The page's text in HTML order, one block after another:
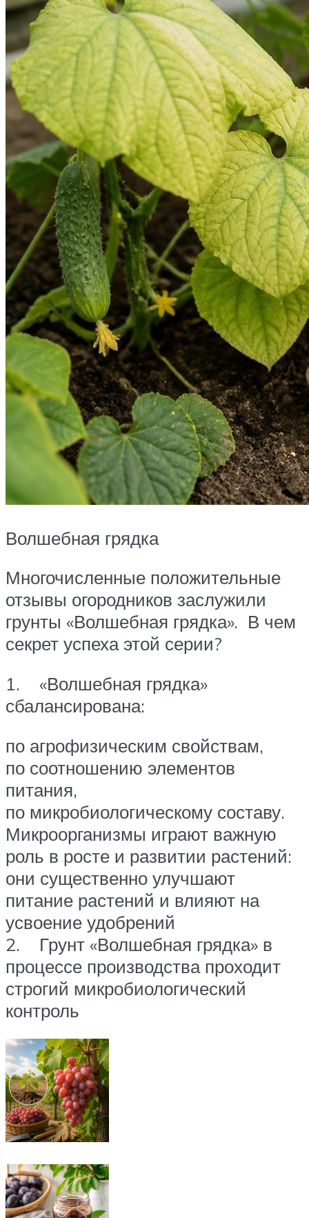
Волшебная грядка
Многочисленные положительные
отзывы огородников заслужили
грунты «Волшебная грядка». В чем
секрет успеха этой серии?
1. «Волшебная грядка»
сбалансирована:
по агрофизическим свойствам,
по соотношению элементов
питания,
по микробиологическому составу.
Микроорганизмы играют важную
роль в росте и развитии растений:
они существенно улучшают
питание растений и влияют на
усвоение удобрений
2. Грунт «Волшебная грядка» в
процессе производства проходит
строгий микробиологический
контроль